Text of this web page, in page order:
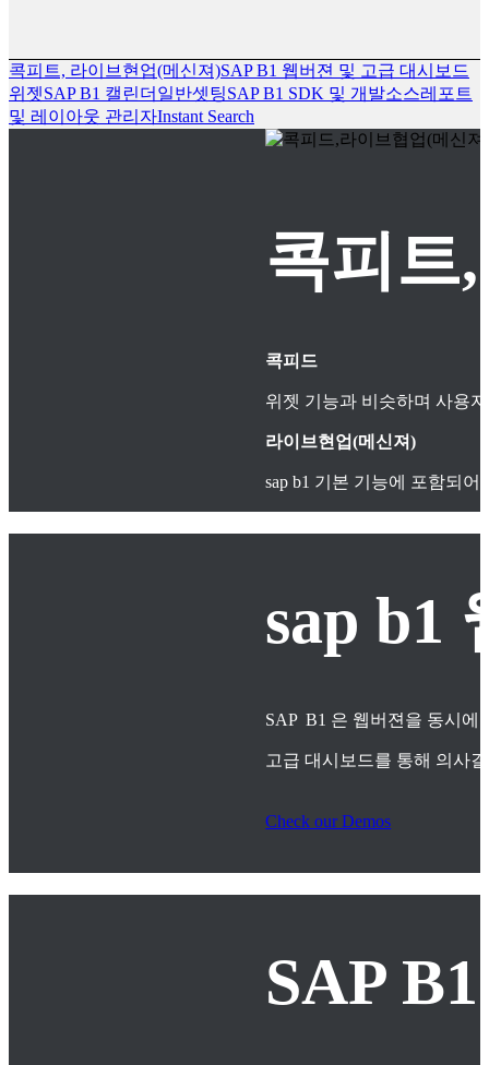
콕피트, 라이브현업(메신져)SAP B1 웹버젼 및 고급 대시보드
위젯SAP B1 캘린더 일반셋팅SAP B1 SDK 및 개발소스레포트
및 레이아웃 관리자Instant Search
콕피트
콕피드
위젯 기능과 비슷하며 사용
라이브현업(메신져)
sap b1 기본 기능에 포함되
sap b1
SAP B1 은 웹버젼을 동시에
고급 대시보드를 통해 의사
Check our Demos
SAP